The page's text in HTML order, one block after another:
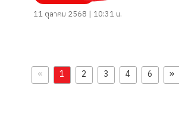
11 ตุลาคม 2568 | 10:31 น.
« 1 2 3 4 6 »